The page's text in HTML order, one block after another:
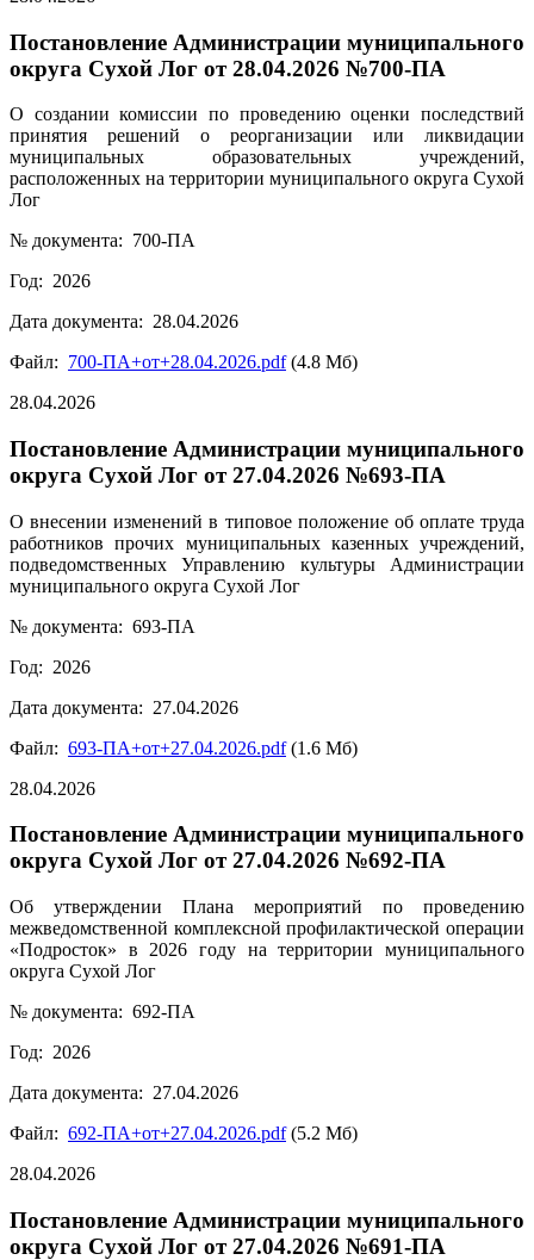
Постановление Администрации муниципального
округа Сухой Лог от 28.04.2026 №700-ПА
О создании комиссии по проведению оценки последствий
принятия решений о реорганизации или ликвидации
муниципальных образовательных учреждений,
расположенных на территории муниципального округа Сухой
Лог
№ документа: 700-ПА
Год: 2026
Дата документа: 28.04.2026
Файл: 700-ПА+от+28.04.2026.pdf(4.8 Мб)
28.04.2026
Постановление Администрации муниципального
округа Сухой Лог от 27.04.2026 №693-ПА
О внесении изменений в типовое положение об оплате труда
работников прочих муниципальных казенных учреждений,
подведомственных Управлению культуры Администрации
муниципального округа Сухой Лог
№ документа: 693-ПА
Год: 2026
Дата документа: 27.04.2026
Файл: 693-ПА+от+27.04.2026.pdf(1.6 Мб)
28.04.2026
Постановление Администрации муниципального
округа Сухой Лог от 27.04.2026 №692-ПА
Об утверждении Плана мероприятий по проведению
межведомственной комплексной профилактической операции
«Подросток» в 2026 году на территории муниципального
округа Сухой Лог
№ документа: 692-ПА
Год: 2026
Дата документа: 27.04.2026
Файл: 692-ПА+от+27.04.2026.pdf(5.2 Мб)
28.04.2026
Постановление Администрации муниципального
округа Сухой Лог от 27.04.2026 №691-ПА